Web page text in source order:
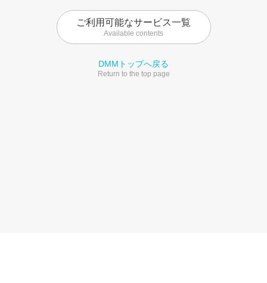
ご利用可能なサービス一覧
Available contents
DMMトップへ戻る
Return to the top page